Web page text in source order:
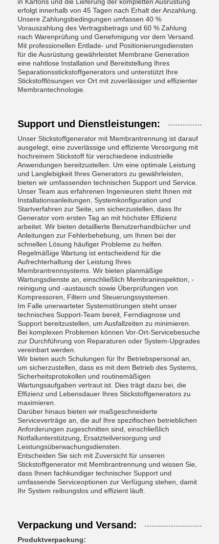
erfolgt innerhalb von 45 Tagen nach Erhalt der Anzahlung.
Unsere Zahlungsbedingungen umfassen 40 %
Vorauszahlung des Vertragsbetrags und 60 % Zahlung
nach Warenprüfung und Genehmigung vor dem Versand.
Mit professionellen Entlade- und Positionierungsdiensten
für die Ausrüstung gewährleistet Membrane Generation
eine nahtlose Installation und Bereitstellung Ihres
Separationsstickstoffgenerators und unterstützt Ihre
Stickstofflösungen vor Ort mit zuverlässiger und effizienter
Membrantechnologie.
Support und Dienstleistungen:
Unser Stickstoffgenerator mit Membrantrennung ist darauf
ausgelegt, eine zuverlässige und effiziente Versorgung mit
hochreinem Stickstoff für verschiedene industrielle
Anwendungen bereitzustellen. Um eine optimale Leistung
und Langlebigkeit Ihres Generators zu gewährleisten,
bieten wir umfassenden technischen Support und Service.
Unser Team aus erfahrenen Ingenieuren steht Ihnen mit
Installationsanleitungen, Systemkonfiguration und
Startverfahren zur Seite, um sicherzustellen, dass Ihr
Generator vom ersten Tag an mit höchster Effizienz
arbeitet. Wir bieten detaillierte Benutzerhandbücher und
Anleitungen zur Fehlerbehebung, um Ihnen bei der
schnellen Lösung häufiger Probleme zu helfen.
Regelmäßige Wartung ist entscheidend für die
Aufrechterhaltung der Leistung Ihres
Membrantrennsystems. Wir bieten planmäßige
Wartungsdienste an, einschließlich Membraninspektion, -
reinigung und -austausch sowie Überprüfungen von
Kompressoren, Filtern und Steuerungssystemen.
Im Falle unerwarteter Systemstörungen steht unser
technisches Support-Team bereit, Ferndiagnose und
Support bereitzustellen, um Ausfallzeiten zu minimieren.
Bei komplexen Problemen können Vor-Ort-Servicebesuche
zur Durchführung von Reparaturen oder System-Upgrades
vereinbart werden.
Wir bieten auch Schulungen für Ihr Betriebspersonal an,
um sicherzustellen, dass es mit dem Betrieb des Systems,
Sicherheitsprotokollen und routinemäßigen
Wartungsaufgaben vertraut ist. Dies trägt dazu bei, die
Effizienz und Lebensdauer Ihres Stickstoffgenerators zu
maximieren.
Darüber hinaus bieten wir maßgeschneiderte
Serviceverträge an, die auf Ihre spezifischen betrieblichen
Anforderungen zugeschnitten sind, einschließlich
Notfallunterstützung, Ersatzteilversorgung und
Leistungsüberwachungsdiensten.
Entscheiden Sie sich mit Zuversicht für unseren
Stickstoffgenerator mit Membrantrennung und wissen Sie,
dass Ihnen fachkundiger technischer Support und
umfassende Serviceoptionen zur Verfügung stehen, damit
Ihr System reibungslos und effizient läuft.
Verpackung und Versand:
Produktverpackung: